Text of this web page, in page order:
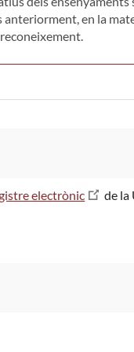
en la
electrònic de la